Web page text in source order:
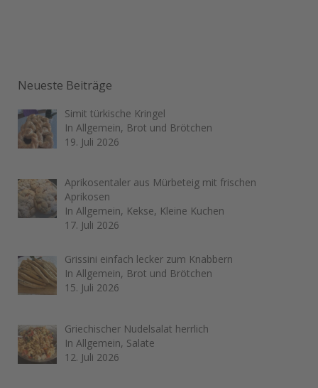
Neueste Beiträge
Simit türkische Kringel
In Allgemein, Brot und Brötchen
19. Juli 2026
Aprikosentaler aus Mürbeteig mit frischen
Aprikosen
In Allgemein, Kekse, Kleine Kuchen
17. Juli 2026
Grissini einfach lecker zum Knabbern
In Allgemein, Brot und Brötchen
15. Juli 2026
Griechischer Nudelsalat herrlich
In Allgemein, Salate
12. Juli 2026